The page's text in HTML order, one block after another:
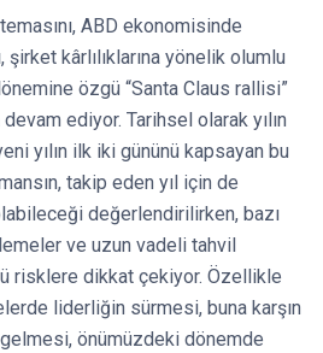
ABD ekonomisinde
şirket kârlılıklarına yönelik olumlu
özgü “Santa Claus rallisi”
ediyor. Tarihsel olarak yılın
yılın ilk iki gününü kapsayan bu
takip eden yıl için de
değerlendirilirken, bazı
ve uzun vadeli tahvil
risklere dikkat çekiyor. Özellikle
liderliğin sürmesi, buna karşın
önümüzdeki dönemde